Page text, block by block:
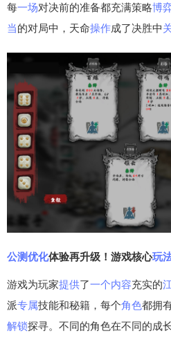
每一场对决前的准备都充满策略博
当的对局中，天命操作成了决胜中
公测优化体验再升级！游戏核心玩
游戏为玩家提供了一个内容充实的
派专属技能和秘籍，每个角色都拥
解锁探寻。不同的角色在不同的成